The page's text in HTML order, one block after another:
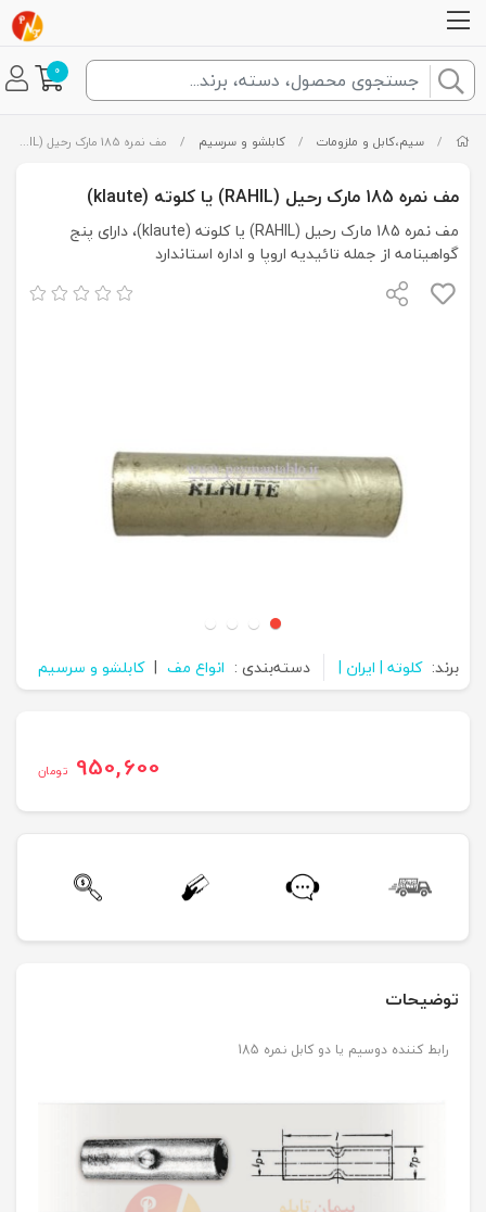
0
/ سیم،کابل و ملزومات / کابلشو و سرسیم / مف نمره 185 مارک رحیل (RAHIL) یا کلوته (klaute)
مف نمره 185 مارک رحیل (RAHIL) یا کلوته (klaute)
مف نمره 185 مارک رحیل (RAHIL) یا کلوته (klaute)، دارای پنج
گواهینامه از جمله تائیدیه اروپا و اداره استاندارد
برند: کلوته | ایران | دسته‌بندی : انواع مف | کابلشو و سرسیم
950,600 تومان
توضیحات
رابط کننده دوسیم یا دو کابل نمره 185